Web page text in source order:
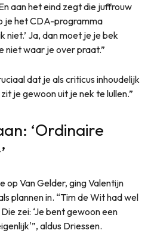
aan het eind zegt die juffrouw
je het CDA-programma
niet.’ Ja, dan moet je je bek
niet waar je over praat.”
dat je als criticus inhoudelijk
je gewoon uit je nek te lullen.”
‘Ordinaire
op Van Gelder, ging Valentijn
plannen in. “Tim de Wit had wel
zei: ‘Je bent gewoon een
aldus Driessen.